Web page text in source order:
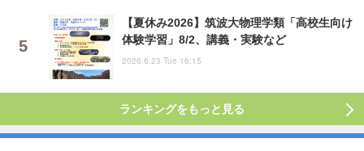
【夏休み2026】筑波大物理学類「高校生向け
体験学習」8/2、講義・実験など
2026.6.23 Tue 16:15
ランキングをもっと見る